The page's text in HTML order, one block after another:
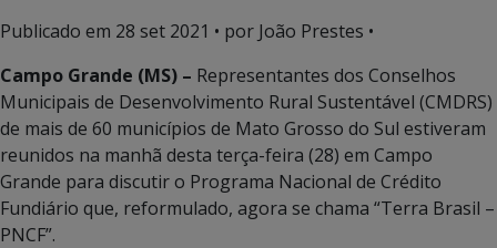
Publicado em 28 set 2021 • por João Prestes •
Campo Grande (MS) – Representantes dos Conselhos
Municipais de Desenvolvimento Rural Sustentável (CMDRS)
de mais de 60 municípios de Mato Grosso do Sul estiveram
reunidos na manhã desta terça-feira (28) em Campo
Grande para discutir o Programa Nacional de Crédito
Fundiário que, reformulado, agora se chama “Terra Brasil –
PNCF”.